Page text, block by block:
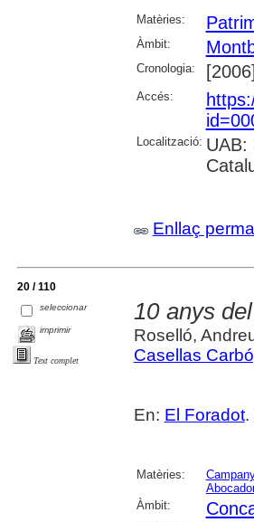
Matèries:
Àmbit:
Cronologia: [2006]
Accés:
Localització: UAB:
Enllaç
20 / 110
seleccionar
imprimir
Text complet
10 anys
Roselló,
Casellas
En: El Foradot.
Matèries:
Àmbit: